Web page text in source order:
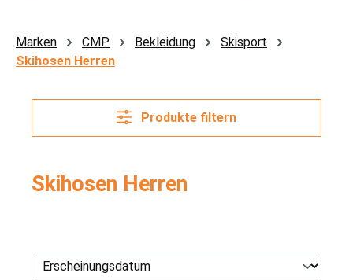
Marken CMP Bekleidung
Skisport
Skihosen Herren
Produkte filtern
Skihosen Herren